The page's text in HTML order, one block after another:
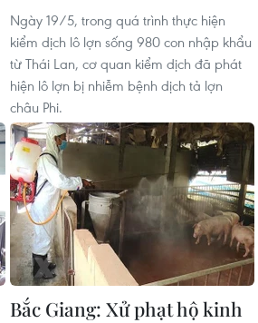
Ngày 19/5, trong quá trình thực hiện
kiểm dịch lô lợn sống 980 con nhập khẩu
từ Thái Lan, cơ quan kiểm dịch đã phát
hiện lô lợn bị nhiễm bệnh dịch tả lợn
châu Phi.
Bắc Giang: Xử phạt hộ kinh